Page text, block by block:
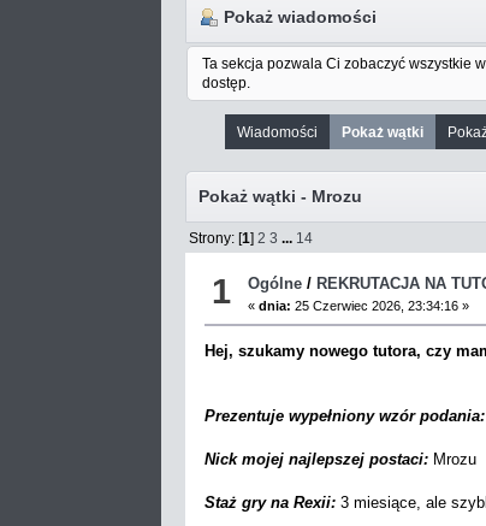
Pokaż wiadomości
Ta sekcja pozwala Ci zobaczyć wszystkie
dostęp.
Wiadomości Pokaż wątki
Pokaż wątki - Mrozu
Strony: [1] 2 3 ... 14
1 Ogólne / REKRUTACJA NA
«dnia: 25 Czerwiec 2026, 23:34:16 »
Hej, szukamy nowego tutora, czy
Prezentuje wypełniony wzór podania:
Nick mojej najlepszej postaci: Mrozu
Staż gry na Rexii: 3 miesiące, ale